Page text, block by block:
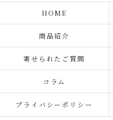
HOME
商品紹介
寄せられたご質問
コラム
プライバシーポリシー